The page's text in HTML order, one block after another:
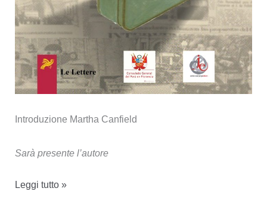
Introduzione Martha Canfield
Sarà presente l’autore
Presentazione
Leggi tutto »